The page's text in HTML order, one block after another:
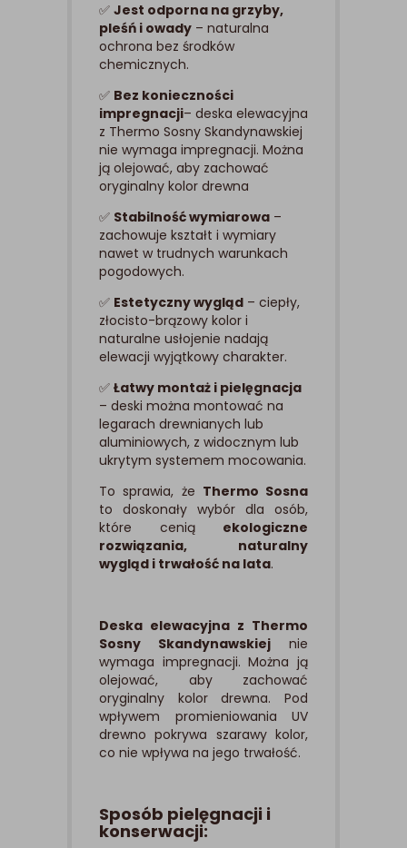
✅ Jest odporna na grzyby,
pleśń i owady – naturalna
ochrona bez środków
chemicznych.
✅ Bez konieczności
impregnacji– deska elewacyjna
z Thermo Sosny Skandynawskiej
nie wymaga impregnacji. Można
ją olejować, aby zachować
oryginalny kolor drewna
✅ Stabilność wymiarowa –
zachowuje kształt i wymiary
nawet w trudnych warunkach
pogodowych.
✅ Estetyczny wygląd – ciepły,
złocisto-brązowy kolor i
naturalne usłojenie nadają
elewacji wyjątkowy charakter.
✅ Łatwy montaż i pielęgnacja
– deski można montować na
legarach drewnianych lub
aluminiowych, z widocznym lub
ukrytym systemem mocowania.
To sprawia, że Thermo Sosna
to doskonały wybór dla osób,
które cenią ekologiczne
rozwiązania, naturalny
wygląd i trwałość na lata.
Deska elewacyjna z Thermo
Sosny Skandynawskiej nie
wymaga impregnacji. Można ją
olejować, aby zachować
oryginalny kolor drewna. Pod
wpływem promieniowania UV
drewno pokrywa szarawy kolor,
co nie wpływa na jego trwałość.
Sposób pielęgnacji i
konserwacji: